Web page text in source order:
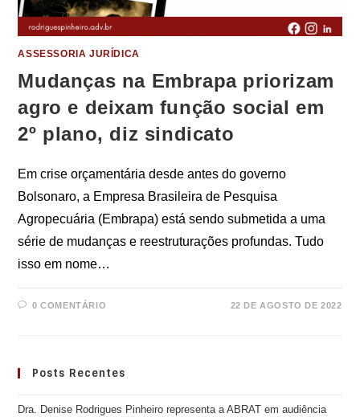
ASSESSORIA JURÍDICA
Mudanças na Embrapa priorizam
agro e deixam função social em
2º plano, diz sindicato
Em crise orçamentária desde antes do governo
Bolsonaro, a Empresa Brasileira de Pesquisa
Agropecuária (Embrapa) está sendo submetida a uma
série de mudanças e reestruturações profundas. Tudo
isso em nome…
0 COMENTÁRIO 22 DE AGOSTO DE 2022
Posts Recentes
Dra. Denise Rodrigues Pinheiro representa a ABRAT em audiência